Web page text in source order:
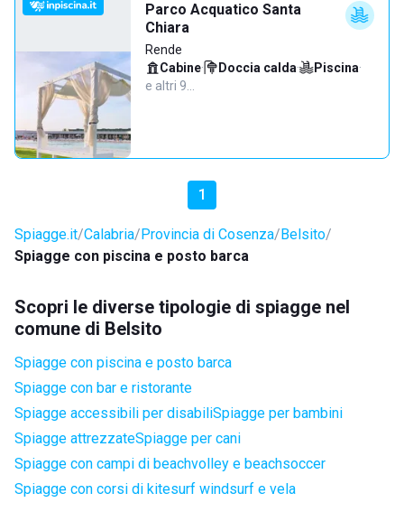
Parco Acquatico Santa
Chiara
Rende
Cabine· Doccia calda· Piscina·
e altri 9…
1
Spiagge.it Calabria Provincia di Cosenza Belsito
Spiagge con piscina e posto barca
Scopri le diverse tipologie di spiagge nel
comune di Belsito
Spiagge con piscina e posto barca
Spiagge con bar e ristorante
Spiagge accessibili per disabiliSpiagge per bambini
Spiagge attrezzateSpiagge per cani
Spiagge con campi di beachvolley e beachsoccer
Spiagge con corsi di kitesurf windsurf e vela